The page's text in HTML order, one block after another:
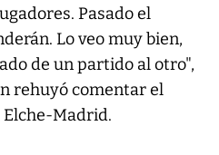
Pasado el
Lo veo muy bien,
de un partido al otro",
rehuyó comentar el
Madrid.